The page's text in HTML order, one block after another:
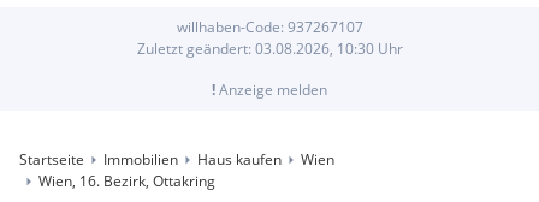
willhaben-Code: 937267107
Zuletzt geändert: 03.08.2026, 10:30Uhr
!Anzeige melden
Startseite Immobilien Haus kaufen
Wien
Wien, 16. Bezirk, Ottakring